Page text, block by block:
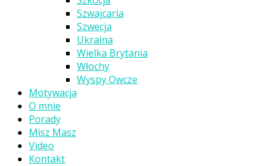
Szwajcaria
Szwecja
Ukraina
Wielka Brytania
Włochy
Wyspy Owcze
Motywacja
O mnie
Porady
Misz Masz
Video
Kontakt